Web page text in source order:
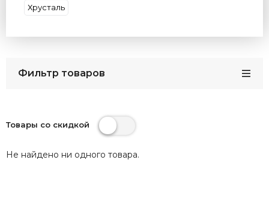
Тип лампочки
Хрусталь
Фильтр товаров
Товары со скидкой
Не найдено ни одного товара.